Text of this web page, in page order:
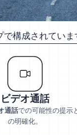
構成されていま
ビデオ通話
通話での可能性の提示
の明確化。